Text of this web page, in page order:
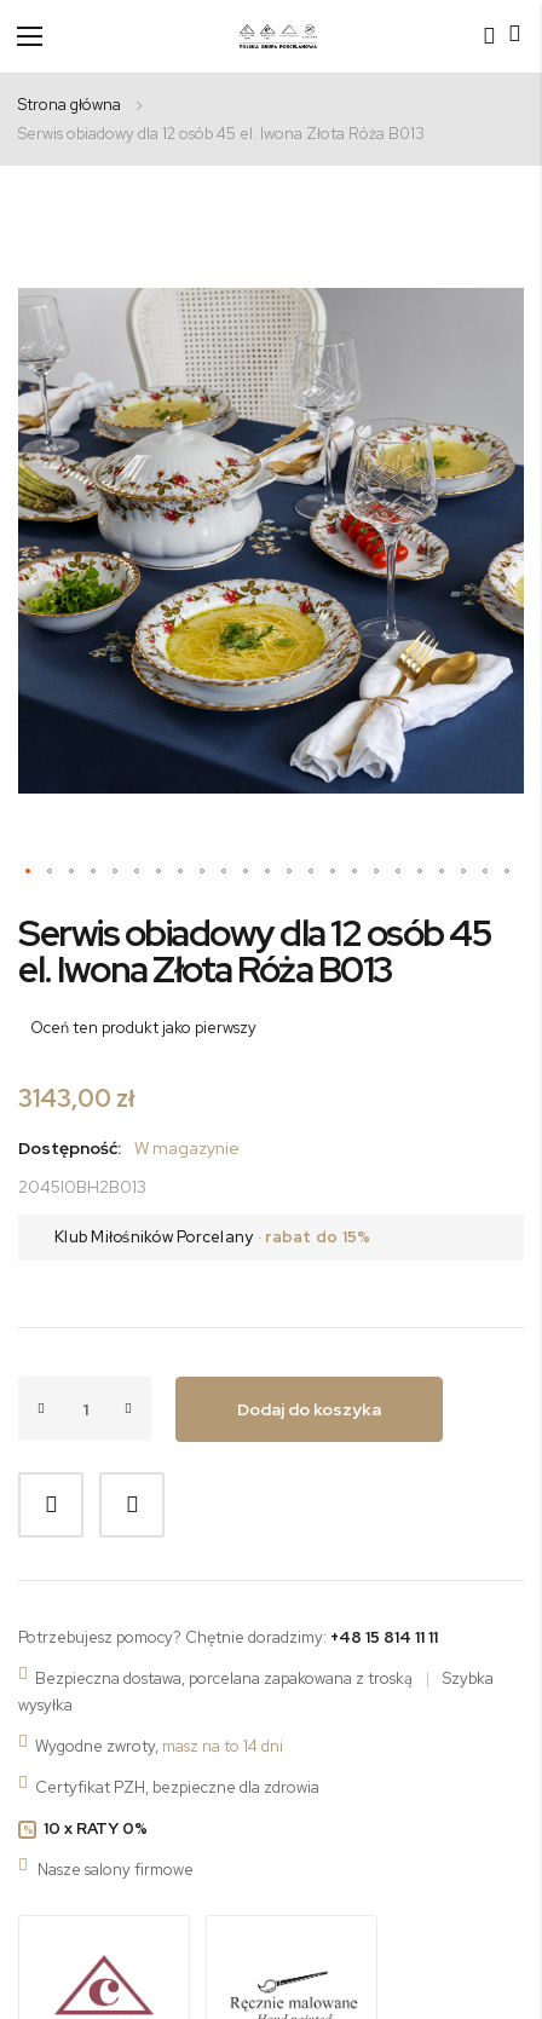
Przełącznik
Nav
Strona główna
Serwis obiadowy dla 12 osób 45 el. Iwona Złota Róża B013
koniec
galerii
na
początek
galerii
Serwis obiadowy dla 12 osób 45
el. Iwona Złota Róża B013
Oceń ten produkt jako pierwszy
3143,00 zł
Dostępność:
W magazynie
2045I0BH2B013
Klub Miłośników Porcelany · rabat do 15%
Dodaj do koszyka
Potrzebujesz pomocy? Chętnie doradzimy: +48 15 814 11 11
Bezpieczna dostawa, porcelana zapakowana z troską
|
Szybka
wysyłka
Wygodne zwroty, masz na to 14 dni
Certyfikat PZH, bezpieczne dla zdrowia
%
10 x RATY 0%
Nasze salony firmowe